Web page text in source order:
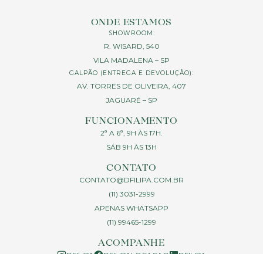
ONDE ESTAMOS
SHOWROOM:
R. WISARD, 540
VILA MADALENA – SP
GALPÃO (ENTREGA E DEVOLUÇÃO):
AV. TORRES DE OLIVEIRA, 407
JAGUARÉ – SP
FUNCIONAMENTO
2ª A 6ª, 9H ÀS 17H.
SÁB 9H ÀS 13H
CONTATO
CONTATO@DFILIPA.COM.BR
(11) 3031-2999
APENAS WHATSAPP
(11) 99465-1299
ACOMPANHE